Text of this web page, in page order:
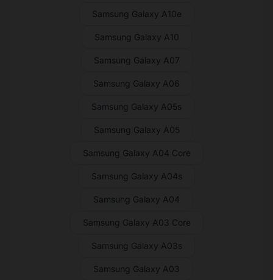
Samsung Galaxy A10e
Samsung Galaxy A10
Samsung Galaxy A07
Samsung Galaxy A06
Samsung Galaxy A05s
Samsung Galaxy A05
Samsung Galaxy A04 Core
Samsung Galaxy A04s
Samsung Galaxy A04
Samsung Galaxy A03 Core
Samsung Galaxy A03s
Samsung Galaxy A03